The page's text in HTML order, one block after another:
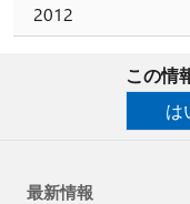
2012
この情
は
最新情報